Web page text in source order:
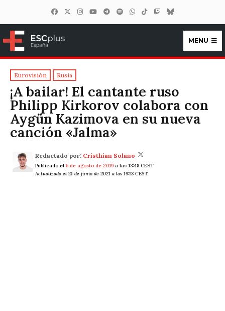
ESCplus España
MENU
Eurovisión Rusia
¡A bailar! El cantante ruso
Philipp Kirkorov colabora con
Aygün Kazimova en su nueva
canción «Jalma»
Redactado por: Cristhian Solano
Publicado el 6 de agosto de 2019 a las 13:48 CEST
Actualizado el 21 de junio de 2021 a las 19:13 CEST